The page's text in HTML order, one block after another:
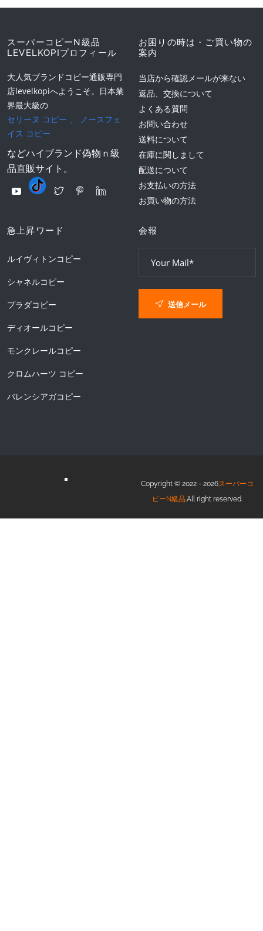
スーパーコピーN級品
LEVELKOPIプロフィール
大人気ブランドコピー通販専門
店levelkopiへようこそ。日本業
界最大級の
セリーヌ コピー 、
ノースフェ
イス コピー
などハイブランド偽物ｎ級
品直販サイト。
お困りの時は・ご買い物の
案内
当店から確認メールが来ない
返品、交換について
よくある質問
お問い合わせ
送料について
在庫に関しまして
配送について
お支払いの方法
お買い物の方法
急上昇ワード
ルイヴィトンコピー
シャネルコピー
プラダコピー
ディオールコピー
モンクレールコピー
クロムハーツ コピー
バレンシアガコピー
会報
送信メール
Copyright © 2022 - 2026スーパーコ
ピーN級品.All right reserved.